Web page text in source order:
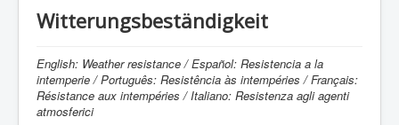
Witterungsbeständigkeit
English: Weather resistance / Español: Resistencia a la
intemperie / Português: Resistência às intempéries / Français:
Résistance aux intempéries / Italiano: Resistenza agli agenti
atmosferici